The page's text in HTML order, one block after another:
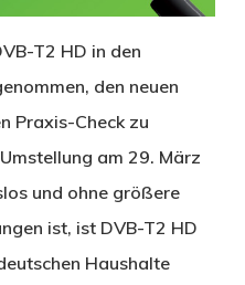
T2 HD in den
den neuen
Praxis-Check zu
am 29. März
und ohne größere
ist, ist DVB-T2 HD
Haushalte